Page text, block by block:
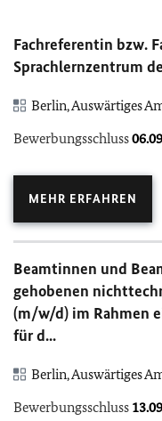
Fachreferentin bzw.
Sprachlernzentrum
Berlin, Auswärtiges
Bewerbungsschluss
MEHR ERFAHREN
Beamtinnen und
gehobenen
(m/w/d) im Rahmen
für d...
Berlin, Auswärtiges
Bewerbungsschluss